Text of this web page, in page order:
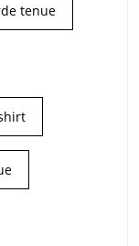
tenue